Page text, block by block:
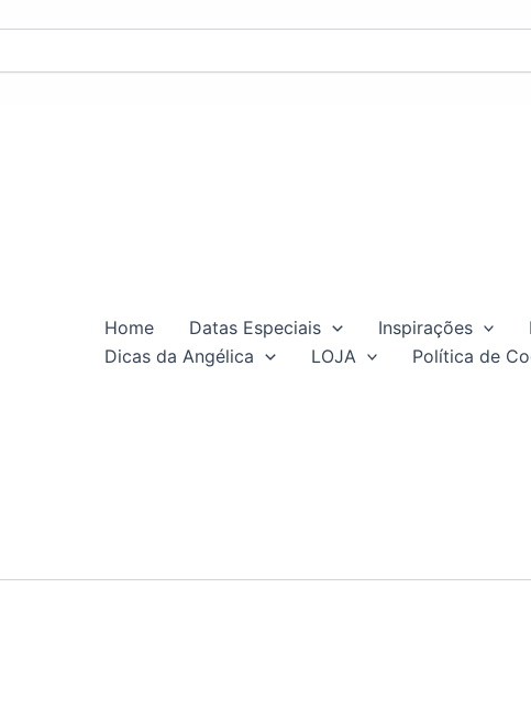
Home Datas Especiais Inspirações
Dicas da Angélica
LOJA Política de